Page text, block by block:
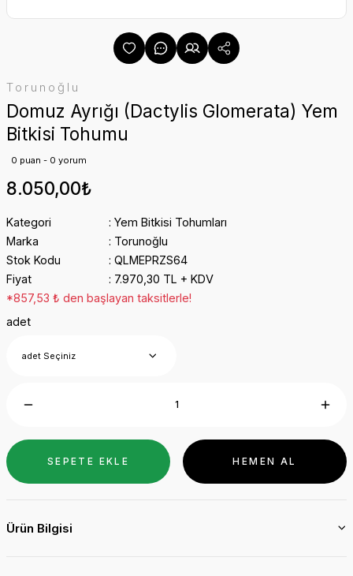
Torunoğlu
Domuz Ayrığı (Dactylis Glomerata) Yem
Bitkisi Tohumu
0 puan - 0 yorum
8.050,00₺
Kategori
Yem Bitkisi Tohumları
Marka
Torunoğlu
Stok Kodu
QLMEPRZS64
Fiyat
7.970,30 TL + KDV
*857,53 ₺ den başlayan taksitlerle!
adet
SEPETE EKLE HEMEN AL
Ürün Bilgisi